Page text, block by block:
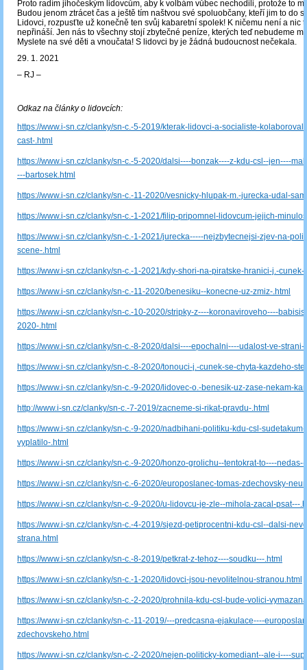
Proto radím jihočeským lidovcům, aby k volbám vůbec nechodili, protože to
Budou jenom ztrácet čas a ještě tím naštvou své spoluobčany, kteří jim to do
Lidovci, rozpusťte už konečně ten svůj kabaretní spolek! K ničemu není a nic
nepřináší. Jen nás to všechny stojí zbytečné peníze, kterých teď nebudeme
Myslete na své děti a vnoučata! S lidovci by je žádná budoucnost nečekala.
29. 1. 2021
‒ RJ ‒
Odkaz na články o lidovcích:
https://www.i-sn.cz/clanky/sn-c.-5-2019/kterak-lidovci-a-socialiste-
cast-.html
https://www.i-sn.cz/clanky/sn-c.-5-2020/dalsi----bonzak----z-kdu-csl--jen----
---bartosek.html
https://www.i-sn.cz/clanky/sn-c.-11-2020/vesnicky-hlupak-m.-jurecka-udal-
https://www.i-sn.cz/clanky/sn-c.-1-2021/filip-pripomnel-lidovcum-jejich-
https://www.i-sn.cz/clanky/sn-c.-1-2021/jurecka-----nejzbytecnejsi-zjev-na-
scene-.html
https://www.i-sn.cz/clanky/sn-c.-1-2021/kdy-shori-na-piratske-hranici-j.-cunek-
https://www.i-sn.cz/clanky/sn-c.-11-2020/benesiku--konecne-uz-zmiz-.html
https://www.i-sn.cz/clanky/sn-c.-10-2020/stripky-z----koronaviroveho----
2020-.html
https://www.i-sn.cz/clanky/sn-c.-8-2020/dalsi----epochalni----udalost-ve-strani-
https://www.i-sn.cz/clanky/sn-c.-8-2020/tonouci-j.-cunek-se-chyta-kazdeho-
https://www.i-sn.cz/clanky/sn-c.-9-2020/lidovec-o.-benesik-uz-zase-nekam-
http://www.i-sn.cz/clanky/sn-c.-7-2019/zacneme-si-rikat-pravdu-.html
https://www.i-sn.cz/clanky/sn-c.-9-2020/nadbihani-politiku-kdu-csl-
vyplatilo-.html
https://www.i-sn.cz/clanky/sn-c.-9-2020/honzo-grolichu--tentokrat-to----
https://www.i-sn.cz/clanky/sn-c.-6-2020/europoslanec-tomas-zdechovsky-
https://www.i-sn.cz/clanky/sn-c.-9-2020/u-lidovcu-je-zle--mihola-zacal-psat---
https://www.i-sn.cz/clanky/sn-c.-4-2019/sjezd-petiprocentni-kdu-csl--dalsi-
strana.html
https://www.i-sn.cz/clanky/sn-c.-8-2019/petkrat-z-tehoz----soudku---.html
https://www.i-sn.cz/clanky/sn-c.-1-2020/lidovci-jsou-nevolitelnou-stranou.html
https://www.i-sn.cz/clanky/sn-c.-2-2020/prohnila-kdu-csl-bude-volici-
https://www.i-sn.cz/clanky/sn-c.-11-2019/---predcasna-ejakulace----
zdechovskeho.html
https://www.i-sn.cz/clanky/sn-c.-2-2020/nejen-politicky-komediant--ale-i----